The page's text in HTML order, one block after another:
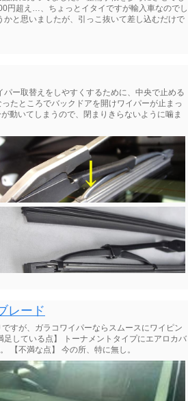
円超え…、ちょっとイタイですが輸入車なのでし
と思いましたが、引っこ抜いて差し込むだけで
ー取替えをしやすくするために、中央で止める
たところでバックドアを開けワイパーが止まっ
動いてしまうので、閉まりきらないように噛ま
レード
すが、ガラコワイパーならスムースにワイピン
している点】 トーナメントタイプにエアロカバ
【不満な点】 今の所、特に無し。